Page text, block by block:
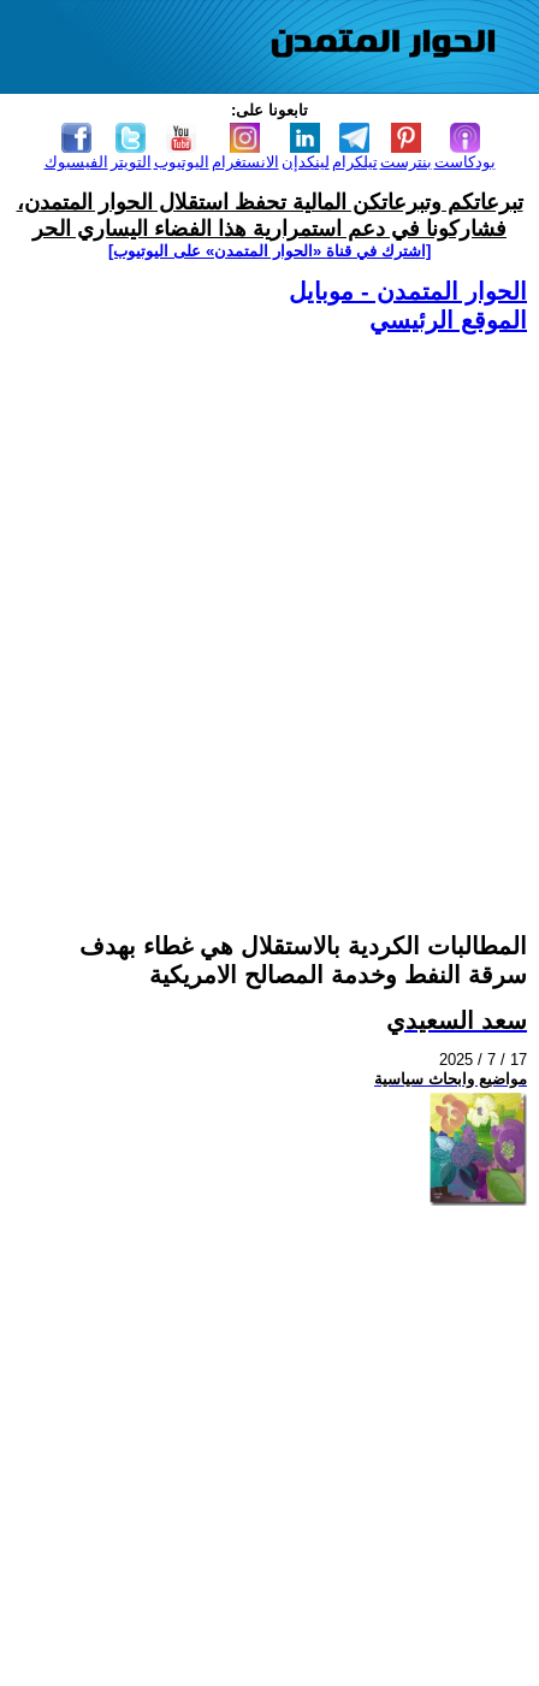
تابعونا على:
الفيسبوك التويتر اليوتيوب الانستغرام لينكدإن تيلكرامبنترست بودكاست
تبرعاتكم وتبرعاتكن المالية تحفظ استقلال الحوار المتمدن،
فشاركونا في دعم استمرارية هذا الفضاء اليساري الحر
[اشترك في قناة ‫«الحوار المتمدن» على اليوتيوب]
الحوار المتمدن - موبايل
الموقع الرئيسي
المطالبات الكردية بالاستقلال هي غطاء بهدف
سرقة النفط وخدمة المصالح الامريكية
سعد السعيدي
2025 / 7 / 17
مواضيع وابحاث سياسية